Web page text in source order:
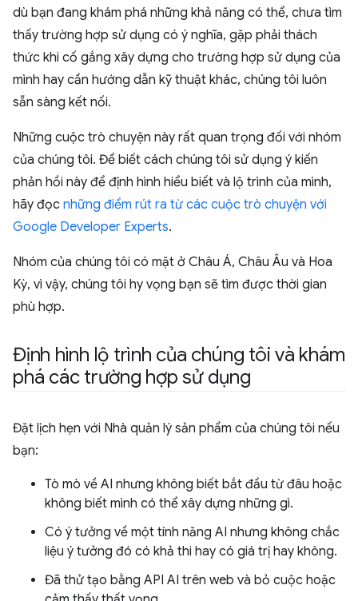
dù bạn đang khám phá những khả năng có thể, chưa tìm
thấy trường hợp sử dụng có ý nghĩa, gặp phải thách
thức khi cố gắng xây dựng cho trường hợp sử dụng của
mình hay cần hướng dẫn kỹ thuật khác, chúng tôi luôn
sẵn sàng kết nối.
Những cuộc trò chuyện này rất quan trọng đối với nhóm
của chúng tôi. Để biết cách chúng tôi sử dụng ý kiến
phản hồi này để định hình hiểu biết và lộ trình của mình,
hãy đọc những điểm rút ra từ các cuộc trò chuyện với
Google Developer Experts.
Nhóm của chúng tôi có mặt ở Châu Á, Châu Âu và Hoa
Kỳ, vì vậy, chúng tôi hy vọng bạn sẽ tìm được thời gian
phù hợp.
Định hình lộ trình của chúng tôi và khám
phá các trường hợp sử dụng
Đặt lịch hẹn với Nhà quản lý sản phẩm của chúng tôi nếu
bạn:
Tò mò về AI nhưng không biết bắt đầu từ đâu hoặc
không biết mình có thể xây dựng những gì.
Có ý tưởng về một tính năng AI nhưng không chắc
liệu ý tưởng đó có khả thi hay có giá trị hay không.
Đã thử tạo bằng API AI trên web và bỏ cuộc hoặc